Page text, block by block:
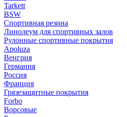
Tarkett
BSW
Спортивная резина
Линолеум для спортивных залов
Рулонные спортивные покрытия
Apoluza
Венгрия
Германия
Россия
Франция
Грязезащитные покрытия
Forbo
Ворсовые